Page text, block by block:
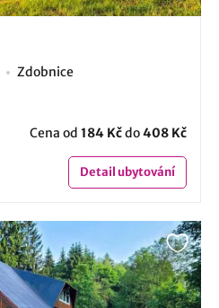
Zdobnice
Cena od 184 Kčdo408 Kč
Detailubytování